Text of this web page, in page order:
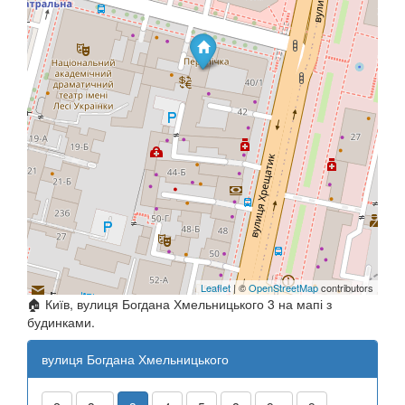
Leaflet | ©OpenStreetMapcontributors
🏠 Київ, вулиця Богдана Хмельницького 3 на мапі з
будинками.
вулиця Богдана Хмельницького